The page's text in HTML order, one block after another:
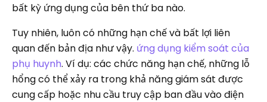
bất kỳ ứng dụng của bên thứ ba nào.
Tuy nhiên, luôn có những hạn chế và bất lợi liên
quan đến bản địa như vậy. ứng dụng kiểm soát của
phụ huynh. Ví dụ: các chức năng hạn chế, những lỗ
hổng có thể xảy ra trong khả năng giám sát được
cung cấp hoặc nhu cầu truy cập ban đầu vào điện